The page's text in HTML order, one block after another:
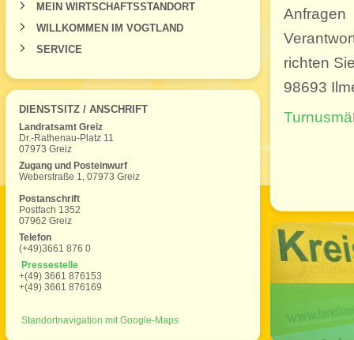
MEIN WIRTSCHAFTSSTANDORT
WILLKOMMEN IM VOGTLAND
SERVICE
DIENSTSITZ / ANSCHRIFT
Landratsamt Greiz
Dr.-Rathenau-Platz 11
07973 Greiz
Zugang und Posteinwurf
Weberstraße 1, 07973 Greiz
Postanschrift
Postfach 1352
07962 Greiz
Telefon
(+49)3661 876 0
Pressestelle
+(49) 3661 876153
+(49) 3661 876169
Standortnavigation mit Google-Maps
richten
98693